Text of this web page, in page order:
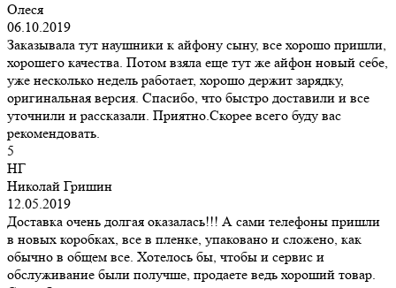
Олеся
06.10.2019
Заказывала тут наушники к айфону сыну, все хорошо пришли,
хорошего качества. Потом взяла еще тут же айфон новый себе,
уже несколько недель работает, хорошо держит зарядку,
оригинальная версия. Спасибо, что быстро доставили и все
уточнили и рассказали. Приятно.Скорее всего буду вас
рекомендовать.
5
НГ
Николай Гришин
12.05.2019
Доставка очень долгая оказалась!!! А сами телефоны пришли
в новых коробках, все в пленке, упаковано и сложено, как
обычно в общем все. Хотелось бы, чтобы и сервис и
обслуживание были получше, продаете ведь хороший товар.